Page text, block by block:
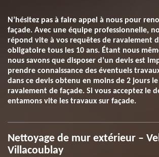
N’hésitez pas à faire appel à nous pour
façade. Avec une équipe professionnelle,
répond vite à vos requêtes de ravalement
obligatoire tous les 10 ans. Étant nous
nous savons que disposer d’un devis est
prendre connaissance des éventuels
dans ce devis obtenu en moins de 2 jours
ravalement de façade. Si vous acceptez le
entamons vite les travaux sur façade.
Nettoyage de mur extérieur –
Villacoublay